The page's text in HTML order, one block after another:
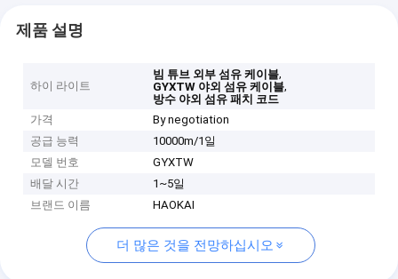
제품 설명
하이 라이트
빔 튜브 외부 섬유 케이블,
GYXTW 야외 섬유 케이블,
방수 야외 섬유 패치 코드
가격
By negotiation
공급 능력
10000m/1일
모델 번호
GYXTW
배달 시간
1~5일
브랜드 이름
HAOKAI
더 많은 것을 전망하십시오